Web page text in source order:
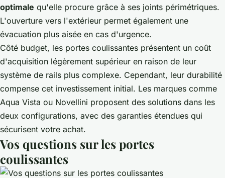
optimale qu'elle procure grâce à ses joints périmétriques.
L'ouverture vers l'extérieur permet également une
évacuation plus aisée en cas d'urgence.
Côté budget, les portes coulissantes présentent un coût
d'acquisition légèrement supérieur en raison de leur
système de rails plus complexe. Cependant, leur durabilité
compense cet investissement initial. Les marques comme
Aqua Vista ou Novellini proposent des solutions dans les
deux configurations, avec des garanties étendues qui
sécurisent votre achat.
Vos questions sur les portes
coulissantes